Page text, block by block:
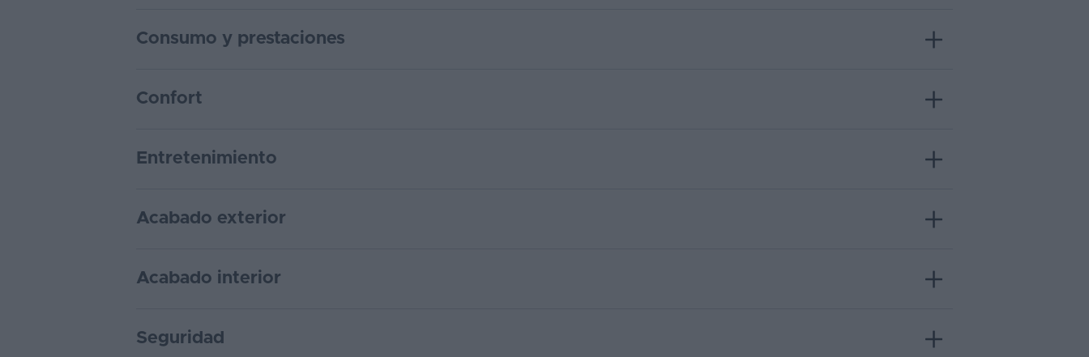
Consumo y prestaciones
Confort
Entretenimiento
Acabado exterior
Acabado interior
Seguridad